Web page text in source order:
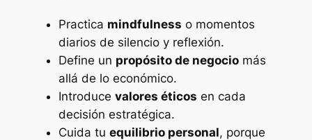
Practica mindfulness o momentos
diarios de silencio y reflexión.
Define un propósito de negociomás
allá de lo económico.
Introduce valores éticos en cada
decisión estratégica.
Cuida tu equilibrio personal, porque